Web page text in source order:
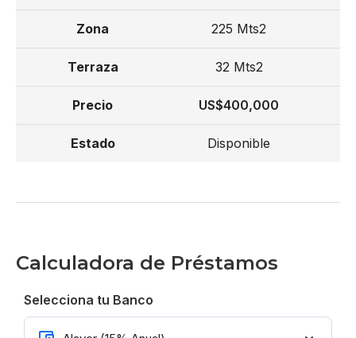
225 Mts2
32 Mts2
US$400,000
Disponible
Calculadora de Préstamos
Selecciona tu Banco